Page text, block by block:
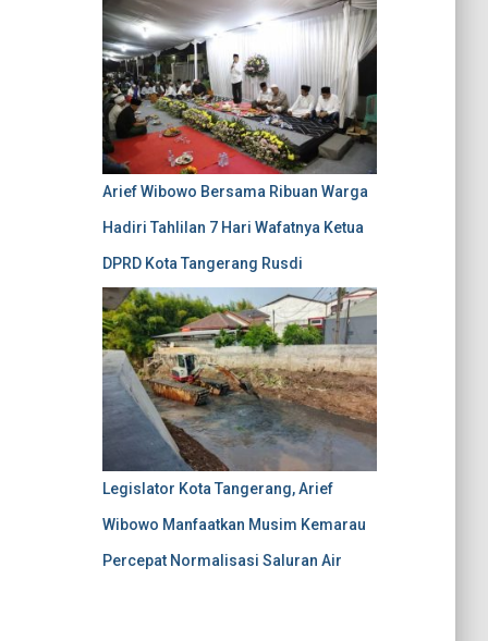
Arief Wibowo Bersama Ribuan Warga
Hadiri Tahlilan 7 Hari Wafatnya Ketua
DPRD Kota Tangerang Rusdi
Legislator Kota Tangerang, Arief
Wibowo Manfaatkan Musim Kemarau
Percepat Normalisasi Saluran Air